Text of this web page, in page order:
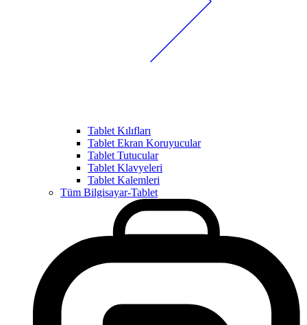
Tablet Kılıfları
Tablet Ekran Koruyucular
Tablet Tutucular
Tablet Klavyeleri
Tablet Kalemleri
Tüm Bilgisayar-Tablet